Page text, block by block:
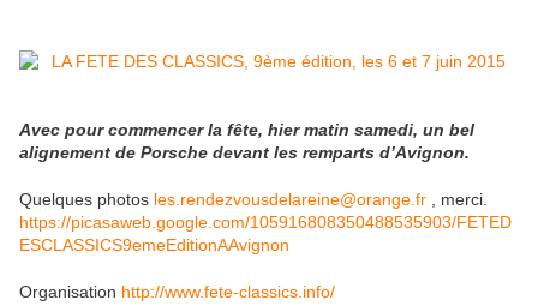
Avec pour commencer la fête, hier matin samedi, un bel
alignement de Porsche devant les remparts d’Avignon.
Quelques photos les.rendezvousdelareine@orange.fr , merci.
https://picasaweb.google.com/105916808350488535903/FETED
ESCLASSICS9emeEditionAAvignon
Organisation http://www.fete-classics.info/